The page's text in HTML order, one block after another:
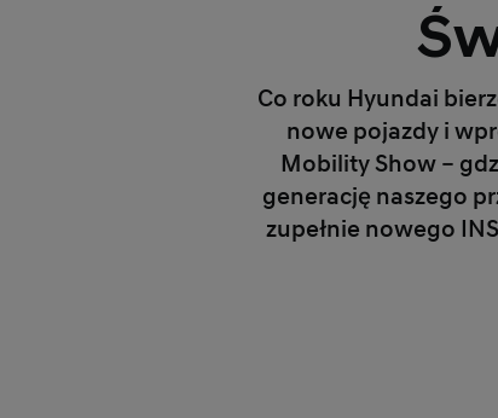
Co roku Hyundai
nowe pojazdy i
Mobility Show –
generację naszego
zupełnie nowego